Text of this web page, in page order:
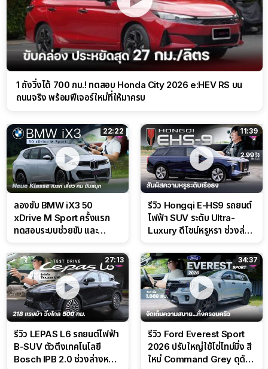
1 ถังวิ่งได้ 700 กม.! ทดสอบ Honda City 2026 e:HEV RS บน
ถนนจริง พร้อมฟีเจอร์ใหม่ที่ให้มาครบ
22:22
ลองขับ BMW iX3 50
xDrive M Sport ครั้งแรก
ทดสอบระบบช่วยขับ และ
สนาม
11:39
รีวิว Hongqi E-HS9 รถยนต์
ไฟฟ้า SUV ระดับ Ultra-
Luxury ดีไซน์หรูหรา ช่วงล่าง
27:13
รีวิว LEPAS L6 รถยนต์ไฟฟ้า
B-SUV ตัวตึงเทคโนโลยี
Bosch IPB 2.0 ช่วงล่างหนึบ
34:37
รีวิว Ford Everest Sport
2026 ปรับใหญ่ใช้โซ่ไทม์มิ่ง สี
ใหม่ Command Grey ดุดัน